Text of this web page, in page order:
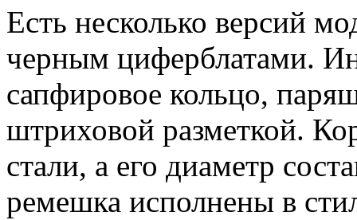
Есть несколько версий
черным циферблатами.
сапфировое кольцо,
штриховой разметкой.
стали, а его диаметр
ремешка исполнены в